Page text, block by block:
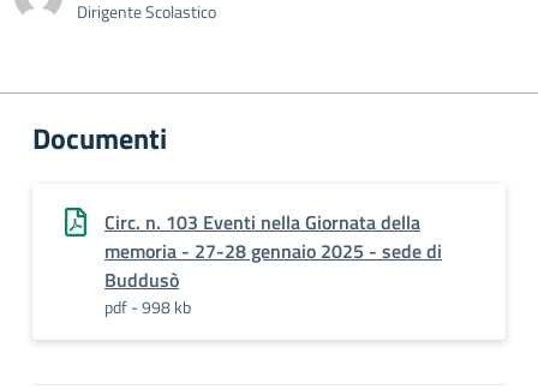
Dirigente Scolastico
Documenti
Circ. n. 103 Eventi nella Giornata della
memoria - 27-28 gennaio 2025 - sede di
Buddusò
pdf - 998 kb